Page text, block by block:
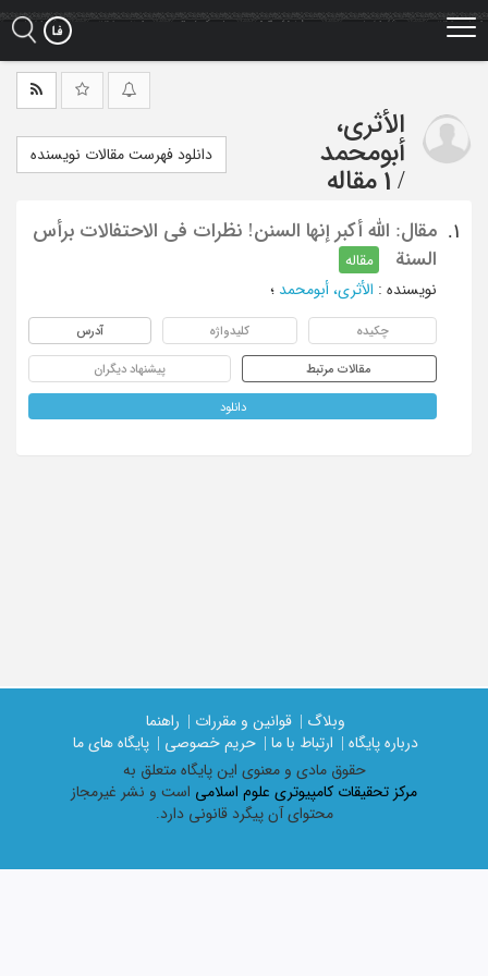
Skip
الأثری،
أبومحمد
/ 1 مقاله
دانلود فهرست مقالات نویسنده
1.
مقال: الله أکبر إنها السنن! نظرات فی الاحتفالات برأس
السنة
مقاله
نویسنده : الأثری، أبومحمد ؛
چکیده کلیدواژه آدرس
مقالات مرتبط پیشنهاد دیگران
دانلود
وبلاگ | قوانین و مقررات |
راهنما
درباره پایگاه |
ارتباط با ما | حریم خصوصی |
پایگاه های ما
حقوق مادی و معنوی اين پايگاه متعلق به
مرکز تحقیقات کامپیوتری علوم اسلامی است و نشر غیرمجاز
محتوای آن پیگرد قانونی دارد.